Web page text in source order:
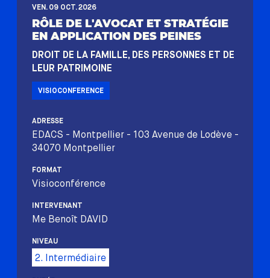
VEN. 09 OCT. 2026
RÔLE DE L'AVOCAT ET STRATÉGIE
EN APPLICATION DES PEINES
DROIT DE LA FAMILLE, DES PERSONNES ET DE
LEUR PATRIMOINE
VISIOCONFERENCE
ADRESSE
EDACS - Montpellier - 103 Avenue de Lodève -
34070 Montpellier
FORMAT
Visioconférence
INTERVENANT
Me Benoît DAVID
NIVEAU
2. Intermédiaire